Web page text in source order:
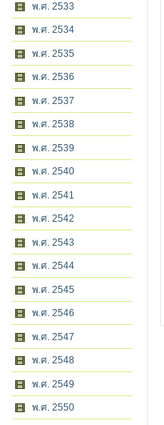
พ.ศ. 2533
พ.ศ. 2534
พ.ศ. 2535
พ.ศ. 2536
พ.ศ. 2537
พ.ศ. 2538
พ.ศ. 2539
พ.ศ. 2540
พ.ศ. 2541
พ.ศ. 2542
พ.ศ. 2543
พ.ศ. 2544
พ.ศ. 2545
พ.ศ. 2546
พ.ศ. 2547
พ.ศ. 2548
พ.ศ. 2549
พ.ศ. 2550